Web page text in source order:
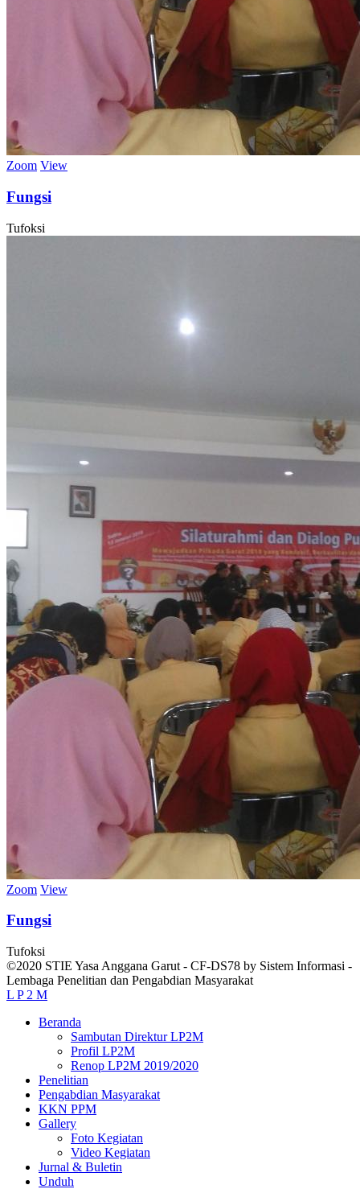
Zoom View
Fungsi
Tufoksi
Zoom View
Fungsi
Tufoksi
©2020 STIE Yasa Anggana Garut - CF-DS78 by Sistem Informasi -
Lembaga Penelitian dan Pengabdian Masyarakat
L P 2 M
Beranda
Sambutan Direktur LP2M
Profil LP2M
Renop LP2M 2019/2020
Penelitian
Pengabdian Masyarakat
KKN PPM
Gallery
Foto Kegiatan
Video Kegiatan
Jurnal & Buletin
Unduh